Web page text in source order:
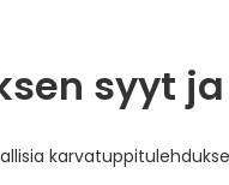
syyt